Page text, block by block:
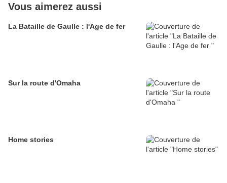
Vous aimerez aussi
La Bataille de Gaulle : l'Age de fer
Sur la route d'Omaha
Home stories